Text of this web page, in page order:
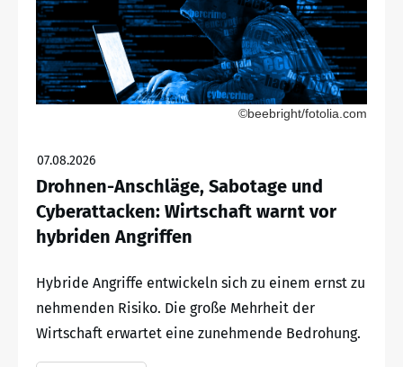
©beebright/fotolia.com
07.08.2026
Drohnen-Anschläge, Sabotage und
Cyberattacken: Wirtschaft warnt vor
hybriden Angriffen
Hybride Angriffe entwickeln sich zu einem ernst zu
nehmenden Risiko. Die große Mehrheit der
Wirtschaft erwartet eine zunehmende Bedrohung.